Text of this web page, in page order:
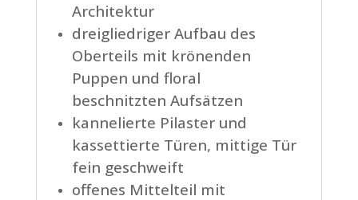
Architektur
dreigliedriger Aufbau des
Oberteils mit krönenden
Puppen und floral
beschnitzten Aufsätzen
kannelierte Pilaster und
kassettierte Türen, mittige Tür
fein geschweift
offenes Mittelteil mit